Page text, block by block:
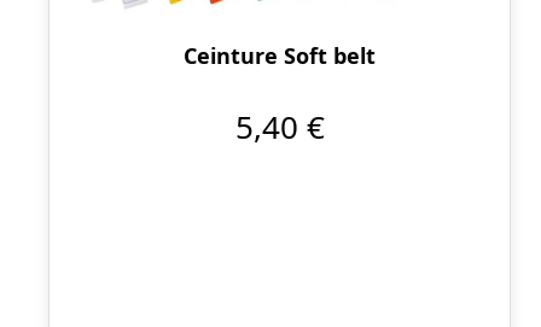
Ceinture Soft belt
5,40 €